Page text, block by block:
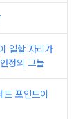
일할 자리가
정의 그늘
포인트이